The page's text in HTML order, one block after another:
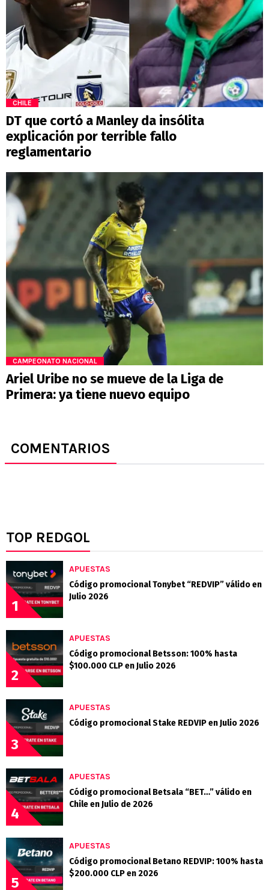
CHILE
DT que cortó a Manley da insólita
explicación por terrible fallo
reglamentario
CAMPEONATO NACIONAL
Ariel Uribe no se mueve de la Liga de
Primera: ya tiene nuevo equipo
COMENTARIOS
TOP REDGOL
1
APUESTAS
Código promocional Tonybet “REDVIP” válido en
Julio 2026
2
APUESTAS
Código promocional Betsson: 100% hasta
$100.000 CLP en Julio 2026
3
APUESTAS
Código promocional Stake REDVIP en Julio 2026
4
APUESTAS
Código promocional Betsala “BET…” válido en
Chile en Julio de 2026
5
APUESTAS
Código promocional Betano REDVIP: 100% hasta
$200.000 CLP en 2026